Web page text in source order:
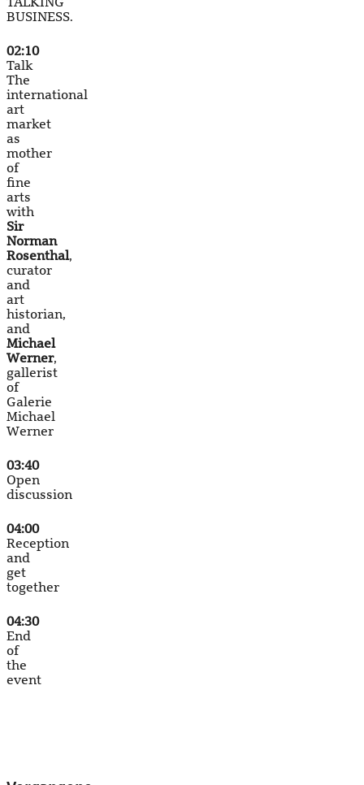
BUSINESS.
02:10
Talk
The
international
art
market
as
mother
of
fine
arts
with
Sir
Norman
Rosenthal,
curator
and
art
historian,
and
Michael
Werner,
gallerist
of
Galerie
Michael
Werner
03:40
Open
discussion
04:00
Reception
and
get
together
04:30
End
of
the
event